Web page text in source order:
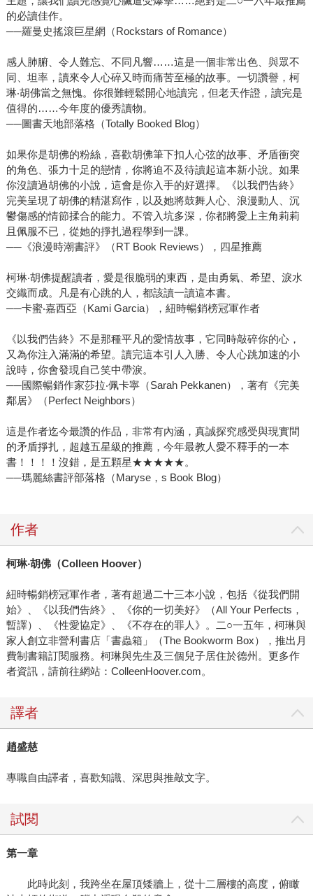
的必讀佳作。
──羅曼史搖滾巨星網（Rockstars of Romance）
感人肺腑、令人難忘、不同凡響……這是一個非常出色、與眾不
同、坦率，讀來令人心碎又時而痛苦至極的故事。一切讚譽，柯
琳‧胡佛當之無愧。你很難輕鬆開心地讀完，但老天作證，讀完是
值得的……今年度的優秀讀物。
──圖書天地部落格（Totally Booked Blog）
如果你是胡佛的粉絲，喜歡胡佛筆下扣人心弦的故事、矛盾衝突
的角色、張力十足的戀情，你將迫不及待讀起這本新小說。如果
你沒讀過胡佛的小說，這會是你入手的好選擇。《以我們告終》
完美呈現了胡佛的精湛寫作，以及她將鼓舞人心、浪漫動人、沉
鬱傷感的情節揉合的能力。不管入坑多深，你都將愛上主角莉莉
且佩服不已，從她的掙扎過程學到一課。
──《浪漫時潮書評》（RT Book Reviews），四星推薦
柯琳‧胡佛提醒讀者，愛是很脆弱的東西，是由勇氣、希望、淚水
交織而成。凡是有心跳的人，都該讀一讀這本書。
──卡蜜‧嘉西亞（Kami Garcia），紐時暢銷榜冠軍作者
《以我們告終》不是那種平凡的愛情故事，它同時敲碎你的心，
又為你注入滿滿的希望。讀完這本引人入勝、令人心跳加速的小
說時，你會發現自己笑中帶淚。
──國際暢銷作家莎拉‧佩卡寧（Sarah Pekkanen），著有《完美
鄰居》（Perfect Neighbors）
這是作者迄今最讚的作品，非常有內涵，真誠探究感受與現實間
的矛盾掙扎，超越五星級的推薦，今年最教人愛不釋手的一本
書！！！！沒錯，是五顆星★★★★★。
──瑪麗絲書評部落格（Maryse，s Book Blog）
作者
柯琳‧胡佛（Colleen Hoover）
紐時暢銷榜冠軍作者，著有超過二十三本小說，包括《從我們開
始》、《以我們告終》、《你的一切美好》（All Your Perfects，
暫譯）、《性愛協定》、《不存在的罪人》。二○一五年，柯琳與
家人創立非營利書店「書蟲箱」（The Bookworm Box），推出月
費制書籍訂閱服務。柯琳與先生及三個兒子居住於德州。更多作
者資訊，請前往網站：ColleenHoover.com。
譯者
趙盛慈
專職自由譯者，喜歡知識、深思與推敲文字。
試閱
第一章
此時此刻，我跨坐在屋頂矮牆上，從十二層樓的高度，俯瞰